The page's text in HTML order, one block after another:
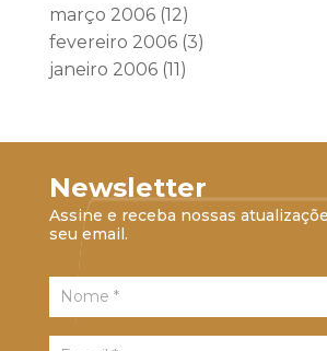
março 2006(12)
fevereiro 2006(3)
janeiro 2006(11)
Newsletter
Assine e receba nossas
seu email.